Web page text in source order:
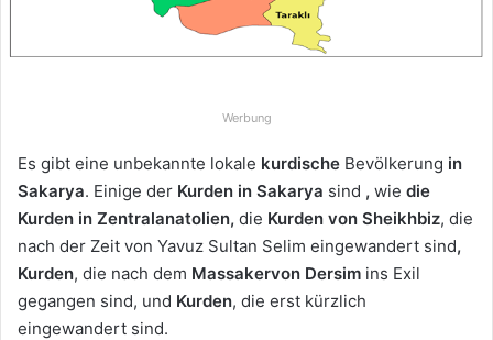
i
l
Werbung
Es gibt eine unbekannte lokale kurdische Bevölkerung in
Sakarya. Einige der Kurden in Sakarya sind , wie die
Kurden in Zentralanatolien, die Kurden von Sheikhbiz, die
nach der Zeit von Yavuz Sultan Selim eingewandert sind,
Kurden, die nach dem Massakervon Dersim ins Exil
gegangen sind, und Kurden, die erst kürzlich
eingewandert sind.